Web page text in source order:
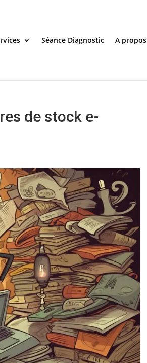
Séance Diagnostic A propos
de stock e-